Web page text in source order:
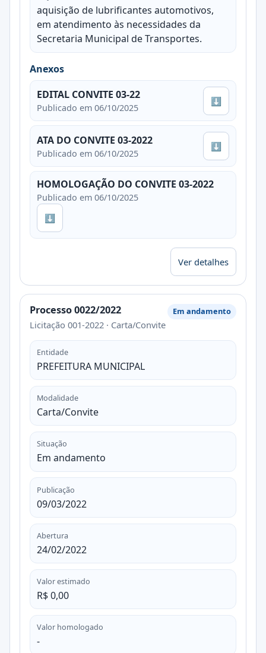
aquisição de lubrificantes automotivos,
em atendimento às necessidades da
Secretaria Municipal de Transportes.
Anexos
EDITAL CONVITE 03-22
Publicado em 06/10/2025
⬇
ATA DO CONVITE 03-2022
Publicado em 06/10/2025
⬇
HOMOLOGAÇÃO DO CONVITE 03-2022
Publicado em 06/10/2025
⬇
Ver detalhes
Processo 0022/2022
Licitação 001-2022 · Carta/Convite
Em andamento
Entidade
PREFEITURA MUNICIPAL
Modalidade
Carta/Convite
Situação
Em andamento
Publicação
09/03/2022
Abertura
24/02/2022
Valor estimado
R$ 0,00
Valor homologado
-